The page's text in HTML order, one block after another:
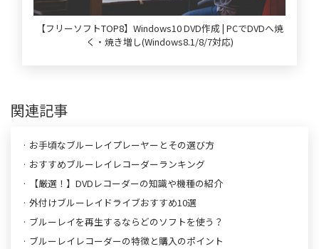
【フリーソフトTOP8】Windows10 DVD作成 | PCでDVDへ焼
く・焼き増し(Windows8.1/8/7対応)
関連記事
· お手頃なブルーレイプレーヤーとその選び方
· おすすめブルーレイレコーダーランキング
· 【厳選！】DVDレコーダーの知識や機種の紹介
· 外付けブルーレイドライブおすすめ10選
· ブルーレイを再生するならどのソフトを使う？
· ブルーレイレコーダーの特徴と購入のポイント